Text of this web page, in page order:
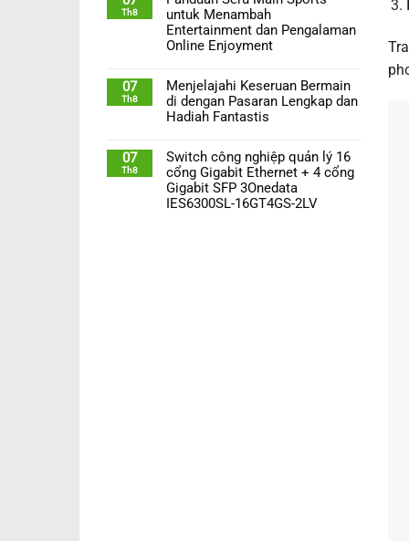
Th8
untuk Menambah
Entertainment dan Pengalaman
Online Enjoyment
07
Th8
Menjelajahi Keseruan Bermain
di dengan Pasaran Lengkap dan
Hadiah Fantastis
07
Th8
Switch công nghiệp quản lý 16
cổng Gigabit Ethernet + 4 cổng
Gigabit SFP 3Onedata
IES6300SL-16GT4GS-2LV